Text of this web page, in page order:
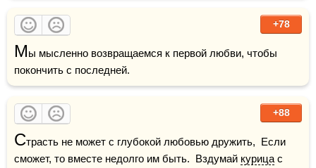
+78
Мы мысленно возвращаемся к первой любви, чтобы
покончить с последней.
+88
Страсть не может с глубокой любовью дружить,  Если
сможет, то вместе недолго им быть.  Вздумай курица с